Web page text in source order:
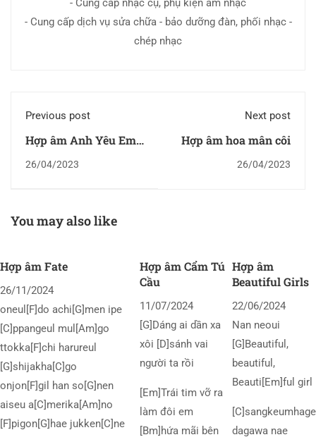
- Cung cấp nhạc cụ, phụ kiện âm nhạc
- Cung cấp dịch vụ sửa chữa - bảo dưỡng đàn, phối nhạc -
chép nhạc
Previous post
Hợp âm Anh Yêu Em -
26/04/2023
Next post
Hợp âm hoa mân côi
26/04/2023
You may also like
Hợp âm Fate
26/11/2024
oneul[F]do achi[G]men ipe
[C]ppangeul mul[Am]go
ttokka[F]chi harureul
[G]shijakha[C]go
onjon[F]gil han so[G]nen
aiseu a[C]merika[Am]no
[F]pigon[G]hae jukken[C]ne
Hợp âm Cẩm Tú
Cầu
11/07/2024
[G]Dáng ai dần xa
xôi [D]sánh vai
người ta rồi
[Em]Trái tim vỡ ra
làm đôi em
[Bm]hứa mãi bên
Hợp âm
Beautiful Girls
22/06/2024
Nan neoui
[G]Beautiful,
beautiful,
Beauti[Em]ful girl
[C]sangkeumhage
dagawa nae